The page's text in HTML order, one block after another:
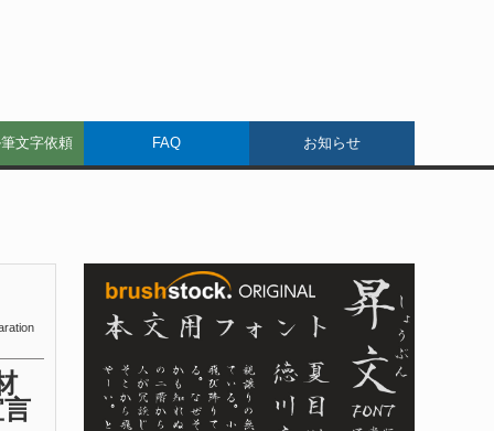
文字依頼 FAQ お知らせ